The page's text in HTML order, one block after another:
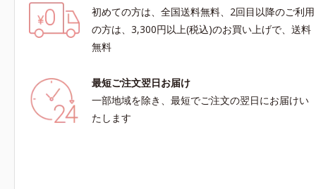
初めての方は、全国送料無料、2回目以降のご利用
の方は、3,300円以上(税込)のお買い上げで、送料
無料
最短ご注文翌日お届け
一部地域を除き、最短でご注文の翌日にお届けい
たします